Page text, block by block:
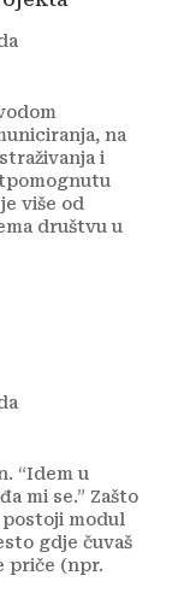
na
i
više od
društvu u
“Idem u
mi se.” Zašto
modul
gdje čuvaš
priče (npr.